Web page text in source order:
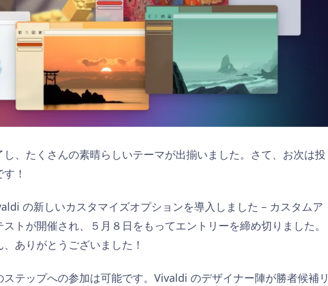
、たくさんの素晴らしいテーマが出揃いました。さて、お次は投
！
の新しいカスタマイズオプションを導入しました – カスタムア
トが開催され、５月８日をもってエントリーを締め切りました。
ありがとうございました！
テップへの参加は可能です。Vivaldi のデザイナー陣が勝者候補リ